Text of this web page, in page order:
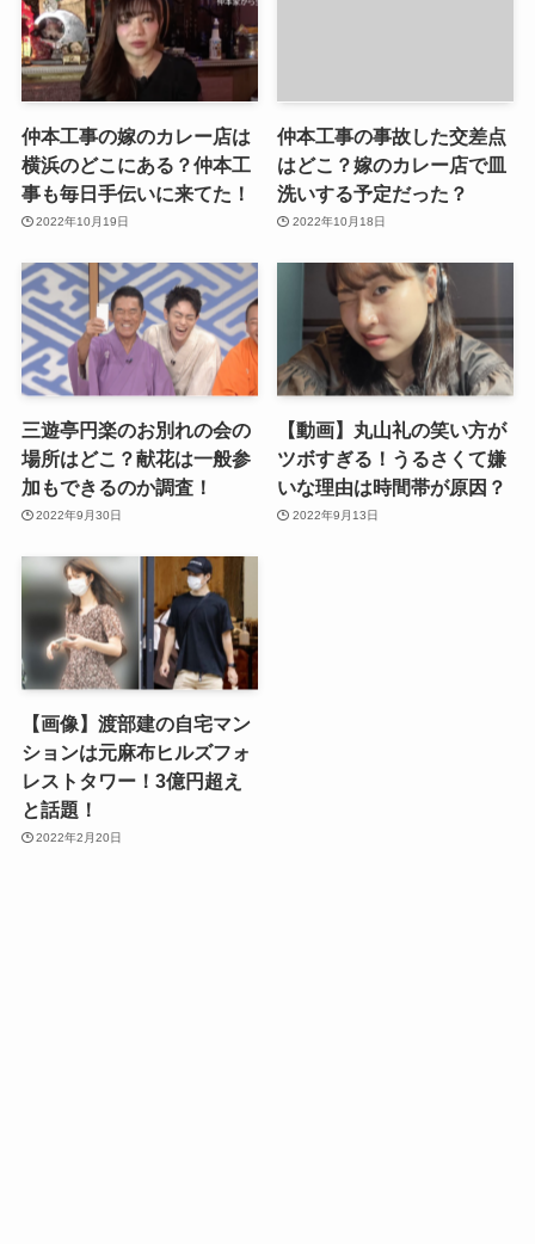
仲本工事の嫁のカレー店は
横浜のどこにある？仲本工
事も毎日手伝いに来てた！
2022年10月19日
仲本工事の事故した交差点
はどこ？嫁のカレー店で皿
洗いする予定だった？
2022年10月18日
三遊亭円楽のお別れの会の
場所はどこ？献花は一般参
加もできるのか調査！
2022年9月30日
【動画】丸山礼の笑い方が
ツボすぎる！うるさくて嫌
いな理由は時間帯が原因？
2022年9月13日
【画像】渡部建の自宅マン
ションは元麻布ヒルズフォ
レストタワー！3億円超え
と話題！
2022年2月20日